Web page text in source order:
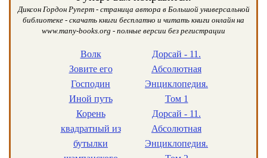
Диксон Гордон Руперт - страница автора в Большой универсальной
библиотеке - скачать книги бесплатно и читать книги онлайн на
www.many-books.org - полные версии без регистрации
Волк
Зовите его
Господин
Иной путь
Корень
квадратный из
бутылки
Дорсай - 11.
Абсолютная
Энциклопедия.
Том 1
Дорсай - 11.
Абсолютная
Энциклопедия.